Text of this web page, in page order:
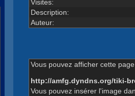
Visites:
Description:
Auteur:
Vous pouvez afficher cette
http://amfg.dyndns.org/tiki-
Vous pouvez insérer l'image